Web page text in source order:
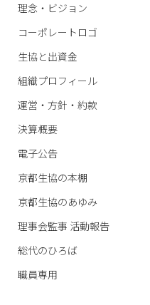
理念・ビジョン
コーポレートロゴ
生協と出資金
組織プロフィール
運営・方針・約款
決算概要
電子公告
京都生協の本棚
京都生協のあゆみ
理事会監事 活動報告
総代のひろば
職員専用